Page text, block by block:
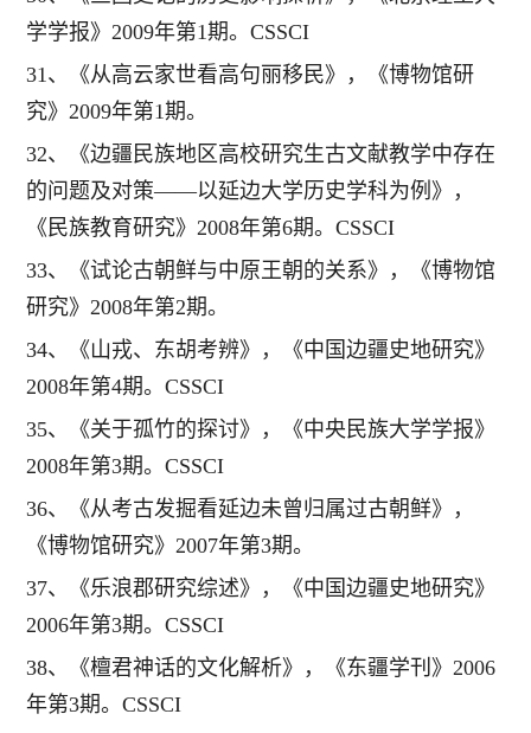
学学报》2009年第1期。CSSCI
31、《从高云家世看高句丽移民》，《博物馆研
究》2009年第1期。
32、《边疆民族地区高校研究生古文献教学中存在
的问题及对策——以延边大学历史学科为例》，
《民族教育研究》2008年第6期。CSSCI
33、《试论古朝鲜与中原王朝的关系》，《博物馆
研究》2008年第2期。
34、《山戎、东胡考辨》，《中国边疆史地研究》
2008年第4期。CSSCI
35、《关于孤竹的探讨》，《中央民族大学学报》
2008年第3期。CSSCI
36、《从考古发掘看延边未曾归属过古朝鲜》，
《博物馆研究》2007年第3期。
37、《乐浪郡研究综述》，《中国边疆史地研究》
2006年第3期。CSSCI
38、《檀君神话的文化解析》，《东疆学刊》2006
年第3期。CSSCI